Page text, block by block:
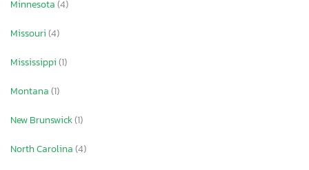
Minnesota(4)
Missouri(4)
Mississippi(1)
Montana(1)
New Brunswick(1)
North Carolina(4)